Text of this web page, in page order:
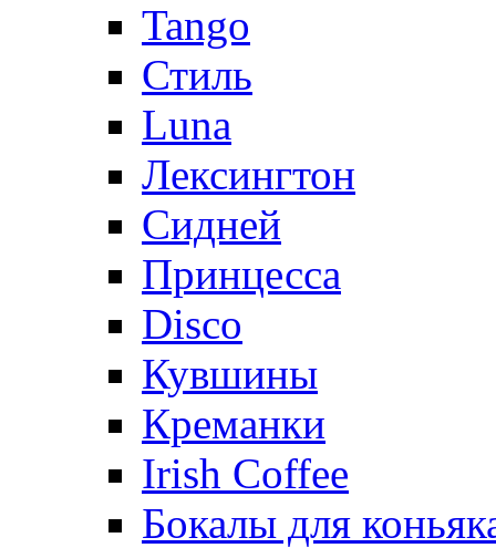
Tango
Стиль
Luna
Лексингтон
Сидней
Принцесса
Disco
Кувшины
Креманки
Irish Coffee
Бокалы для